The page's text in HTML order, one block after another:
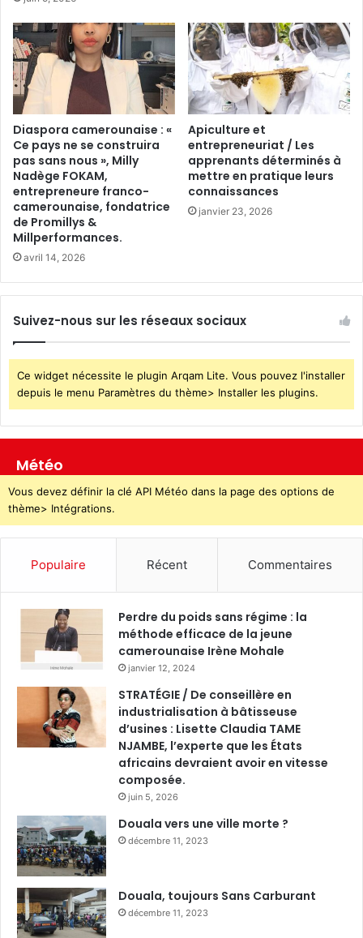
Diaspora camerounaise : «
Ce pays ne se construira
pas sans nous », Milly
Nadège FOKAM,
entrepreneure franco-
camerounaise, fondatrice
de Promillys &
Millperformances.
avril 14, 2026
Apiculture et
entrepreneuriat / Les
apprenants déterminés à
mettre en pratique leurs
connaissances
janvier 23, 2026
Suivez-nous sur les réseaux sociaux
Ce widget nécessite le plugin Arqam Lite. Vous pouvez l'installer
depuis le menu Paramètres du thème> Installer les plugins.
Météo
Vous devez définir la clé API Météo dans la page des options de
thème> Intégrations.
Populaire Récent Commentaires
Perdre du poids sans régime : la
méthode efficace de la jeune
camerounaise Irène Mohale
janvier 12, 2024
STRATÉGIE / De conseillère en
industrialisation à bâtisseuse
d’usines : Lisette Claudia TAME
NJAMBE, l’experte que les États
africains devraient avoir en vitesse
composée.
juin 5, 2026
Douala vers une ville morte ?
décembre 11, 2023
Douala, toujours Sans Carburant
décembre 11, 2023